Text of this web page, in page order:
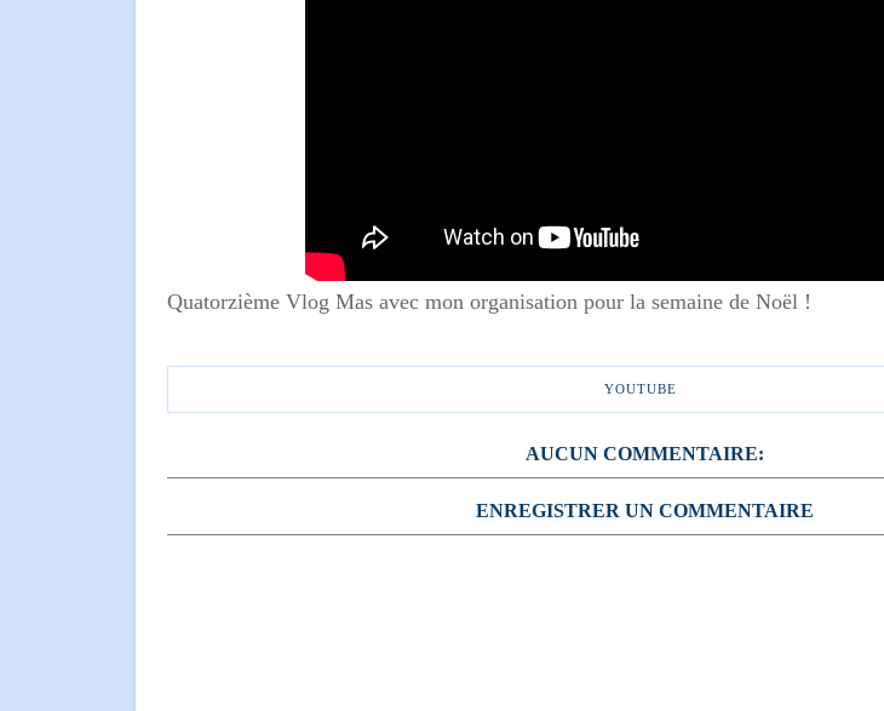
Quatorzième Vlog Mas avec mon organisation pour la semaine de Noël !
YOUTUBE
AUCUN COMMENTAIRE:
ENREGISTRER UN COMMENTAIRE